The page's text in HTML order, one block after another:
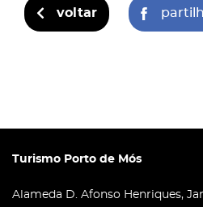
voltar
Turismo Porto de Mós
Alameda D. Afonso Henriques,